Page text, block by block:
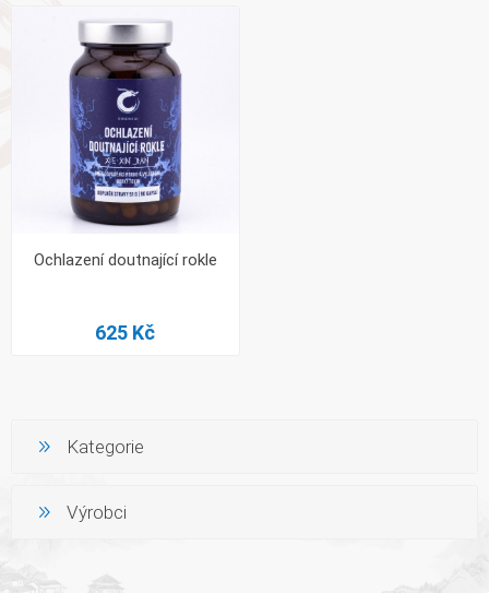
Ochlazení doutnající rokle
625 Kč
Kategorie
Výrobci